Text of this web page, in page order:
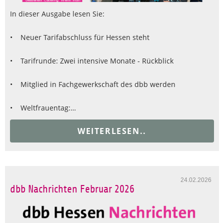
In dieser Ausgabe lesen Sie:
• Neuer Tarifabschluss für Hessen steht
• Tarifrunde: Zwei intensive Monate - Rückblick
• Mitglied in Fachgewerkschaft des dbb werden
• Weltfrauentag:…
WEITERLESEN..
24.02.2026
dbb Nachrichten Februar 2026